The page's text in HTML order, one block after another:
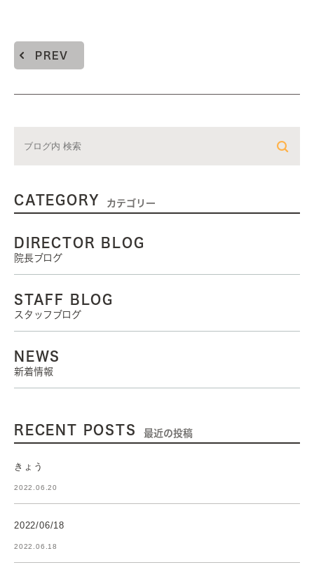
PREV
CATEGORY カテゴリー
DIRECTOR BLOG
院長ブログ
STAFF BLOG
スタッフブログ
NEWS
新着情報
RECENT POSTS 最近の投稿
きょう
2022.06.20
2022/06/18
2022.06.18